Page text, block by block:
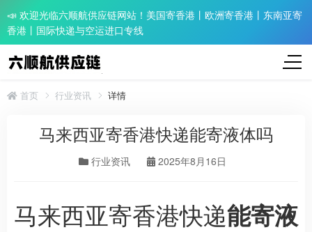
📣 欢迎光临六顺航供应链网站！美国寄香港丨欧洲寄香港丨东南亚寄
香港丨国际快递与空运进口专线
首页 行业资讯 详情
马来西亚寄香港快递能寄液体吗
行业资讯 2025年8月16日
马来西亚寄香港快递能寄液